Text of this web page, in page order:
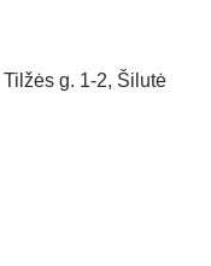
g. 1-2, Šilutė